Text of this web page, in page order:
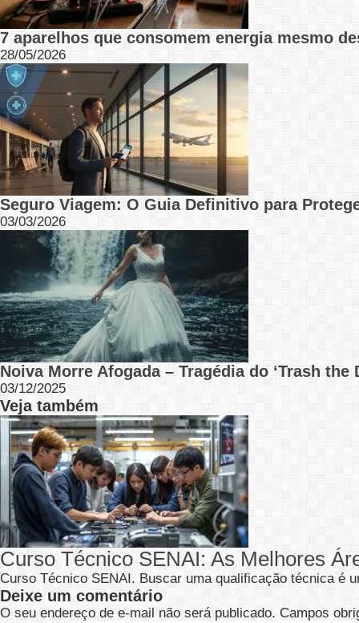
7 aparelhos que consomem energia mesmo
28/05/2026
Seguro Viagem: O Guia Definitivo para
03/03/2026
Noiva Morre Afogada – Tragédia do ‘Trash
03/12/2025
Veja também
Curso Técnico SENAI: As Melhores
Curso Técnico SENAI. Buscar uma qualificação técnica é
Deixe um comentário
O seu endereço de e-mail não será publicado. Campos